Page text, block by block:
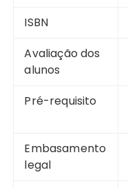
ISBN
Avaliação dos
alunos
Pré-requisito
Embasamento
legal